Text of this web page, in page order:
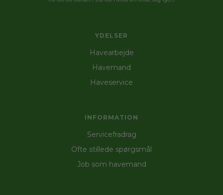
YDELSER
Havearbejde
Havemand
Haveservice
INFORMATION
Servicefradrag
Ofte stillede spørgsmål
Job som havemand